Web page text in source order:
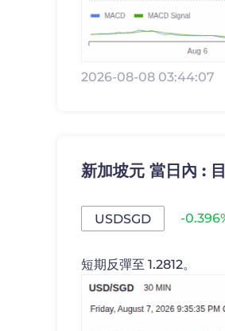
2026-08-08 03:44:07
新加坡元 當日內 :
USDSGD -
短期反彈至 1.2812。